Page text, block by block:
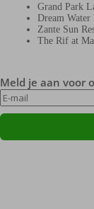
Grand Park
Dream Water
Zante Sun
The Rif at
Meld je aan voor